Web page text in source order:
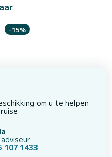
-15%
om u te helpen
107 1433